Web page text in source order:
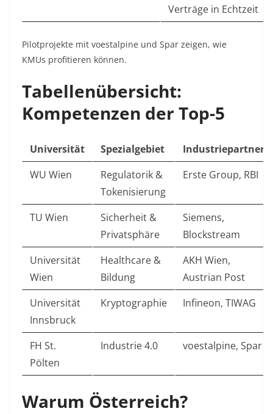
Verträge in Echtzeit
Pilotprojekte mit voestalpine und Spar zeigen, wie
KMUs profitieren können.
Tabellenübersicht:
Kompetenzen der Top-5
Universität Spezialgebiet
Industriepartner
WU Wien
Regulatorik &
Tokenisierung
Erste Group, RBI
TU Wien
Sicherheit &
Privatsphäre
Siemens,
Blockstream
Universität
Wien
Healthcare &
Bildung
AKH Wien,
Austrian Post
Universität
Innsbruck
Kryptographie Infineon, TIWAG
FH St.
Pölten
Industrie 4.0 voestalpine, Spar
Warum Österreich?